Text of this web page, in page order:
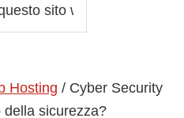
Hosting / Cyber Security
sicurezza?